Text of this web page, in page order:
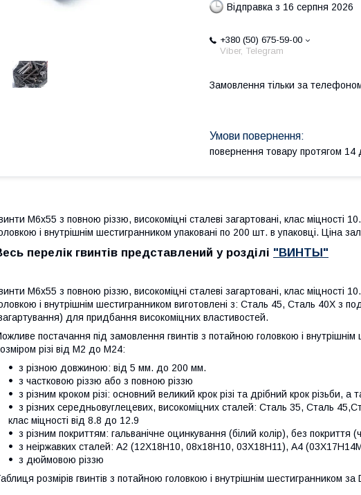
Відправка з 16 серпня 2026
+380 (50) 675-59-00
Viber, Telegram
Замовлення тільки за
повернення товару протягом 14
М6х55 з повною різзю, високоміцні сталеві загартовані, клас міцності
і внутрішнім шестигранником упаковані по 200 шт. в упаковці. Ціна
перелік гвинтів представлений у розділі "ВИНТЫ"
М6х55 з повною різзю, високоміцні сталеві загартовані, клас міцності
і внутрішнім шестигранником виготовлені з: Сталь 45, Сталь 40Х з
для придбання високоміцних властивостей.
постачання під замовлення гвинтів з потайною головкою і
різі від М2 до М24:
з різною довжиною: від 5 мм. до 200 мм.
з частковою різзю або з повною різзю
з різним кроком різі: основний великий крок різі та дрібний крок різьби, а
з різних середньовуглецевих, високоміцних сталей: Сталь 35, Сталь
клас міцності від 8.8 до 12.9
з різним покриттям: гальванічне оцинкування (білий колір), без покриття
з неіржавких сталей: А2 (12Х18Н10, 08х18Н10, 03Х18Н11), А4
з дюймовою різзю
розмірів гвинтів з потайною головкою і внутрішнім шестигранником за